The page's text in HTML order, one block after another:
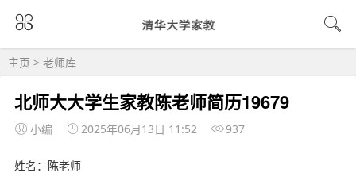
主页 > 老师库
北师大大学生家教陈老师简历19679
小编 2025年06月13日 11:52 937
姓名：陈老师